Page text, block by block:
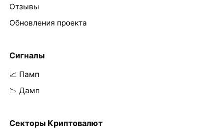
Отзывы
Обновления проекта
Сигналы
📈 Памп
📉 Дамп
Секторы Криптовалют